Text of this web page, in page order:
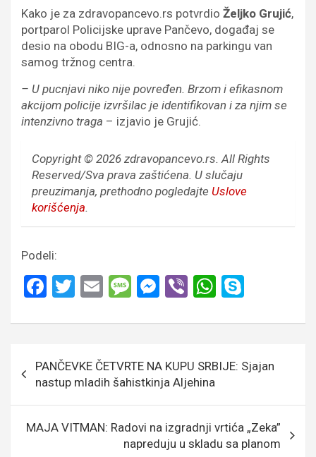
Kako je za zdravopancevo.rs potvrdio Željko Grujić,
portparol Policijske uprave Pančevo, događaj se
desio na obodu BIG-a, odnosno na parkingu van
samog tržnog centra.
– U pucnjavi niko nije povređen. Brzom i efikasnom
akcijom policije izvršilac je identifikovan i za njim se
intenzivno traga – izjavio je Grujić.
Copyright © 2026 zdravopancevo.rs. All Rights
Reserved/Sva prava zaštićena. U slučaju
preuzimanja, prethodno pogledajte Uslove
korišćenja.
Podeli:
F
ce
o
o
k
T
tt
E
ail
M
s
g
e
M
se
g
er
Vi
er
W
at
A
p
p
p
Кретање
чланка
PANČEVKE ČETVRTE NA KUPU SRBIJE: Sjajan
nastup mladih šahistkinja Aljehina
MAJA VITMAN: Radovi na izgradnji vrtića „Zeka”
napreduju u skladu sa planom